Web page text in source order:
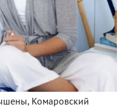
Комаровский